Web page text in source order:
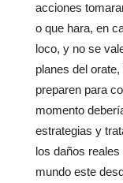
acciones
o que hara, en
loco, y no se
planes del
preparen para
momento
estrategias y
los daños
mundo este